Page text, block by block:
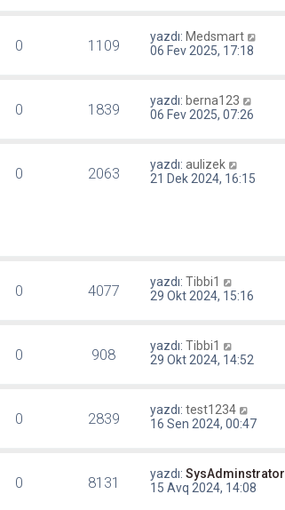
0 1109 yazdı: Medsmart
06 Fev 2025, 17:18
0 1839 yazdı: berna123
06 Fev 2025, 07:26
0 2063 yazdı:aulizek
21 Dek 2024, 16:15
0 4077 yazdı:Tibbi1
29 Okt 2024, 15:16
0 908 yazdı:Tibbi1
29 Okt 2024, 14:52
0 2839 yazdı:test1234
16 Sen 2024, 00:47
0 8131 yazdı:SysAdminstrator
15 Avq 2024, 14:08